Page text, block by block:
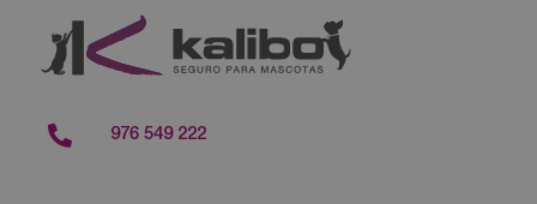
contenido
976 549 222